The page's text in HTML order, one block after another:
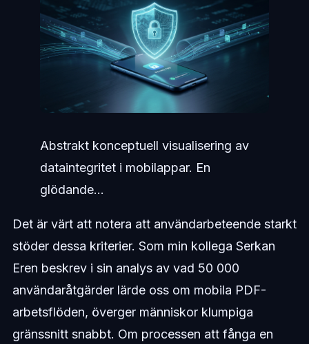
Abstrakt konceptuell visualisering av
dataintegritet i mobilappar. En
glödande...
Det är värt att notera att användarbeteende starkt
stöder dessa kriterier. Som min kollega Serkan
Eren beskrev i sin analys av vad 50 000
användaråtgärder lärde oss om mobila PDF-
arbetsflöden, överger människor klumpiga
gränssnitt snabbt. Om processen att fånga en